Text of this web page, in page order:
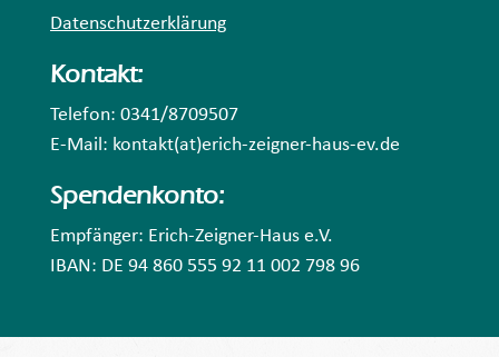
Datenschutzerklärung
Kontakt:
Telefon: 0341/8709507
E-Mail: kontakt(at)erich-zeigner-haus-ev.de
Spendenkonto:
Empfänger: Erich-Zeigner-Haus e.V.
IBAN: DE 94 860 555 92 11 002 798 96